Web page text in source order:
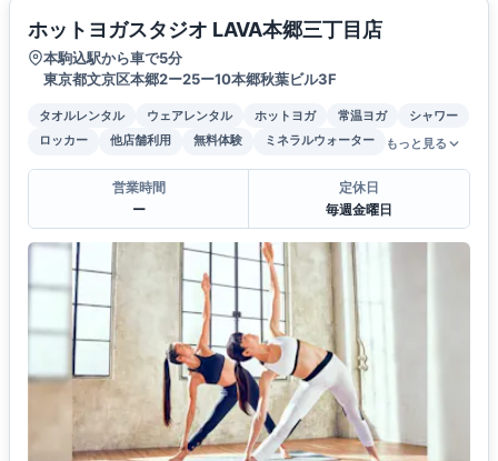
ホットヨガスタジオ LAVA本郷三丁目店
本駒込駅から車で5分
東京都文京区本郷2ー25ー10本郷秋葉ビル3F
タオルレンタル ウェアレンタル ホットヨガ 常温ヨガ
シャワー
ロッカー
他店舗利用 無料体験 ミネラルウォーター もっと見る
営業時間
ー
定休日
毎週金曜日